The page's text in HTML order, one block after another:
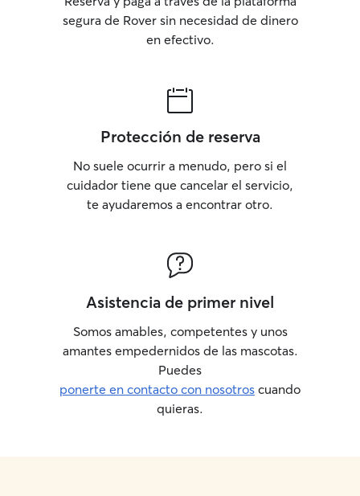
segura de Rover sin necesidad de dinero
en efectivo.
Protección de reserva
No suele ocurrir a menudo, pero si el
cuidador tiene que cancelar el servicio,
te ayudaremos a encontrar otro.
Asistencia de primer nivel
Somos amables, competentes y unos
amantes empedernidos de las mascotas.
Puedes
ponerte en contacto con nosotros cuando
quieras.